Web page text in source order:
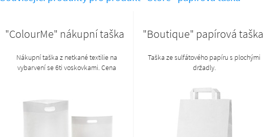
"ColourMe" nákupní taška
Nákupní taška z netkané textilie na
vybarvení se 6ti voskovkami. Cena
mn.: 100 ks.
"Boutique" papírová taška
Taška ze sulfátového papíru s plochými
držadly.